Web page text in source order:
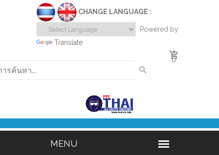
CHANGE LANGUAGE :
Powered by
Translate
0